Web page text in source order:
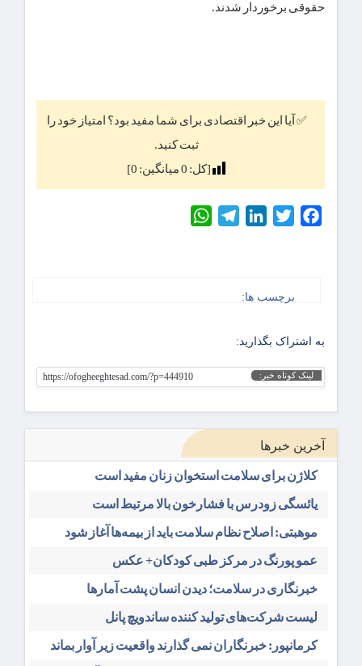
حقوقی برخوردار شدند.
✅ آیا این خبر اقتصادی برای شما مفید بود؟ امتیاز خود را
ثبت کنید.
[کل: 0میانگین: 0
]
Facebook
Twitter
LinkedIn
Telegram
برچسب ها:
به اشتراک بگذارید:
لینک کوتاه خبر: https://ofogheeghtesad.com/?p=444910
آخرین خبرها
کلاژن برای سلامت استخوان زنان مفید است
یائسگی زودرس با فشارخون بالا مرتبط است
موهبتی: اصلاح نظام سلامت باید از بیمه‌ها آغاز شود
عمو پورنگ در مرکز طبی کودکان+ عکس
خبرنگاری در سلامت؛ دیدن انسان پشت آمارها
لیست شرکت‌های تولید کننده ساندویچ پانل
کرمانپور: خبرنگاران نمی گذارند واقعیت زیر آوار بماند